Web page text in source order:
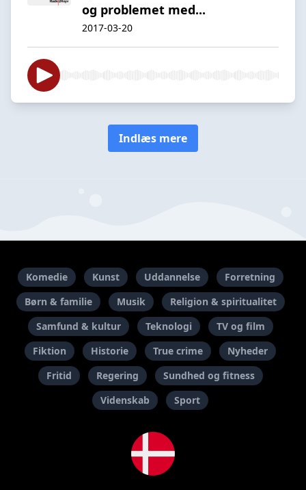
og problemet med...
2017-03-20
Indlæs mere
Komedie Kunst Uddannelse
Forretning
Børn & familie
Musik
Religion & spiritualitet
Samfund & kultur
Teknologi
TV og film
Fiktion
Historie True crime
Nyheder
Fritid
Regering
Sundhed og fitness
Videnskab
Sport